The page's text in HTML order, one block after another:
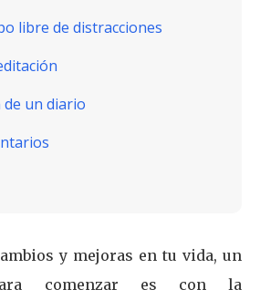
libre de distracciones
de un diario
y mejoras en tu vida, un
comenzar es con la